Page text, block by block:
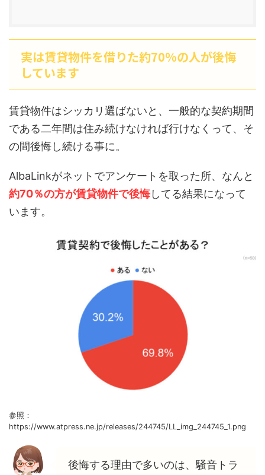
実は賃貸物件を借りた約70％の人が後悔
しています
賃貸物件はシッカリ選ばないと、一般的な契約期間
である二年間は住み続けなければ行けなくって、そ
の間後悔し続ける事に。
AlbaLinkがネットでアンケートを取った所、なんと
約70％の方が賃貸物件で後悔してる結果になって
います。
参照：
https://www.atpress.ne.jp/releases/244745/LL_img_244745_1.png
後悔する理由で多いのは、騒音トラ